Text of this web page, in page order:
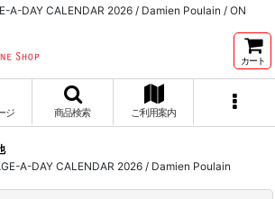
A-DAY CALENDAR 2026 / Damien Poulain / ON
カート
ジ 商品検索 ご利用案内
A-DAY CALENDAR 2026 / Damien Poulain